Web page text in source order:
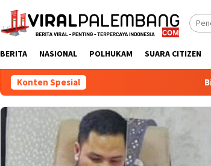
BERITA NASIONAL POLHUKAM SUARA CITIZEN
Konten Spesial